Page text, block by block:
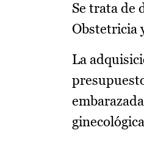
Se trata de
Obstetricia
La